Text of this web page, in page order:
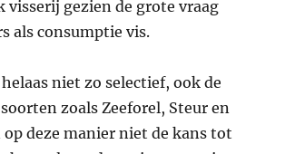
visserij gezien de grote vraag
als consumptie vis.
niet zo selectief, ook de
zoals Zeeforel, Steur en
deze manier niet de kans tot